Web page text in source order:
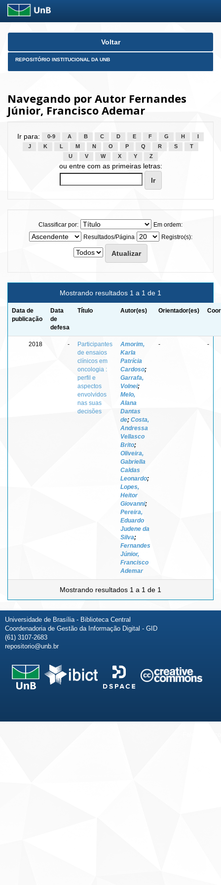
Skip
Voltar
REPOSITÓRIO INSTITUCIONAL DA UNB
Navegando por Autor Fernandes
Júnior, Francisco Ademar
Ir para: 0-9 A B C D E F G H
J
K L M N O P Q R S
T
U
V W X Y Z
ou entre com as primeiras letras:
Classificar por:
Em ordem:
Resultados/Página
Registro(s):
Mostrando resultados 1 a 1 de 1
Data de
publicação
Data
de
defesa
Título Autor(es) Orientador(es)
2018 -
Participantes
de ensaios
clínicos em
oncologia :
perfil e
aspectos
envolvidos
nas suas
decisões
Amorim,
Karla
Patrícia
Cardoso;
Garrafa,
Volnei;
Melo,
Alana
Dantas
de; Costa,
Andressa
Vellasco
Brito;
Oliveira,
Gabriella
Caldas
Leonardo;
Lopes,
Heitor
Giovanni;
Pereira,
Eduardo
Judene da
Silva;
Fernandes
Júnior,
Francisco
Ademar
- -
Mostrando resultados 1 a 1 de 1
Universidade de Brasília - Biblioteca Central
Coordenadoria de Gestão da Informação Digital - GID
(61) 3107-2683
repositorio@unb.br